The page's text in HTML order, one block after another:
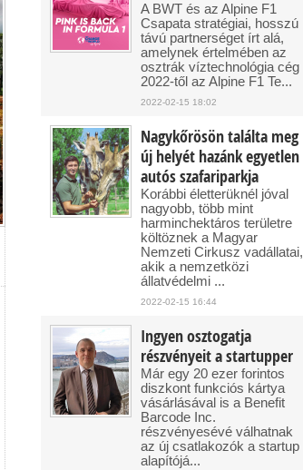
A BWT és az Alpine F1
Csapata stratégiai, hosszú
távú partnerséget írt alá,
amelynek értelmében az
osztrák víztechnológia cég
2022-től az Alpine F1 Te...
2022-02-15 18:02
Nagykőrösön találta meg
új helyét hazánk egyetlen
autós szafariparkja
Korábbi életterüknél jóval
nagyobb, több mint
harminchektáros területre
költöznek a Magyar
Nemzeti Cirkusz vadállatai,
akik a nemzetközi
állatvédelmi ...
2022-02-15 16:44
Ingyen osztogatja
részvényeit a startupper
Már egy 20 ezer forintos
diszkont funkciós kártya
vásárlásával is a Benefit
Barcode Inc.
részvényesévé válhatnak
az új csatlakozók a startup
alapítójá...